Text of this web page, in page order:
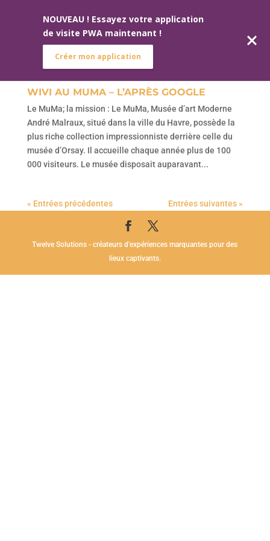
WIVI AU MUMA – L’APRÈS GOOGLE
Le MuMa; la mission : Le MuMa, Musée d’art Moderne
André Malraux, situé dans la ville du Havre, possède la
plus riche collection impressionniste derrière celle du
musée d’Orsay. Il accueille chaque année plus de 100
000 visiteurs. Le musée disposait auparavant...
« Entrées précédentes Entrées suivantes »
Twelve Solutions - créateurs d'expériences marquantes pour des
lieux captivants.
NOUVEAU ! Essayez votre application
de visite PWA maintenant !
Créer mon application